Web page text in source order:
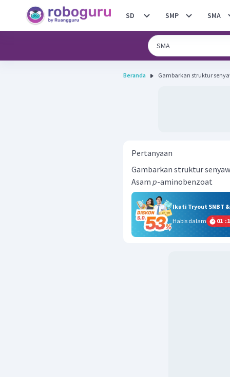
SD SMP SMA
Beranda Gambarkan struktur
Pertanyaan
Gambarkan struktur
Asam p-aminobenzoat
Ikuti Tryout SNBT
Habis dalam
01 :